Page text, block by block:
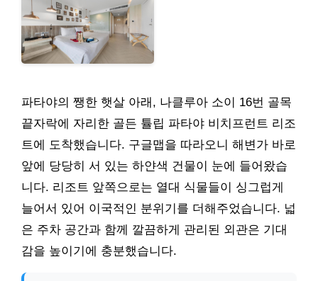
파타야의 쨍한 햇살 아래, 나클루아 소이 16번 골목
끝자락에 자리한 골든 튤립 파타야 비치프런트 리조
트에 도착했습니다. 구글맵을 따라오니 해변가 바로
앞에 당당히 서 있는 하얀색 건물이 눈에 들어왔습
니다. 리조트 앞쪽으로는 열대 식물들이 싱그럽게
늘어서 있어 이국적인 분위기를 더해주었습니다. 넓
은 주차 공간과 함께 깔끔하게 관리된 외관은 기대
감을 높이기에 충분했습니다.